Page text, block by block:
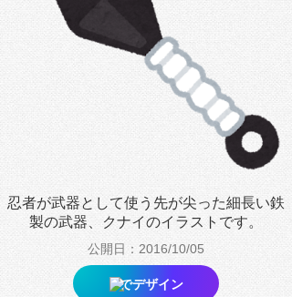
忍者が武器として使う先が尖った細長い鉄
製の武器、クナイのイラストです。
公開日：2016/10/05
でデザイン